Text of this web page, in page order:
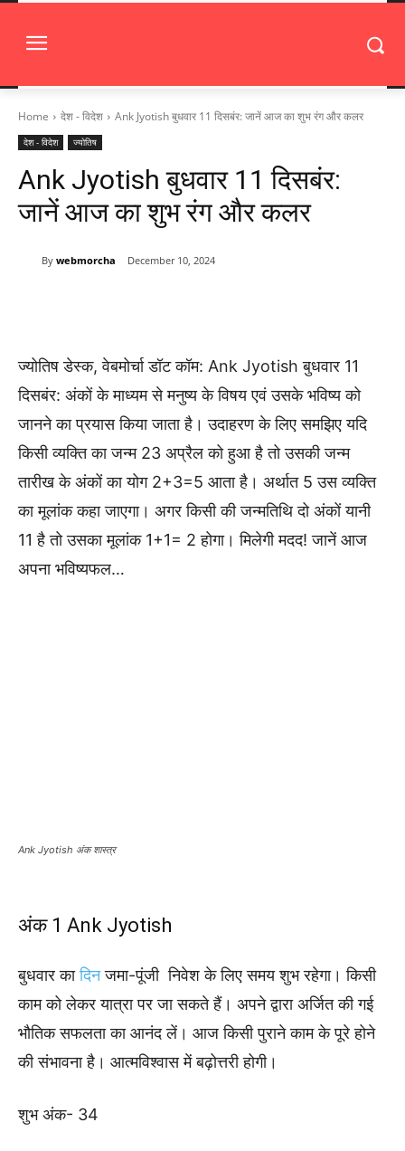
Home देश - विदेश Ank Jyotish बुधवार 11 दिसबंर: जानें आज का शुभ रंग और कलर
देश - विदेश ज्योतिष
Ank Jyotish बुधवार 11 दिसबंर:
जानें आज का शुभ रंग और कलर
By webmorcha December 10, 2024
ज्योतिष डेस्क, वेबमोर्चा डॉट कॉम: Ank Jyotish बुधवार 11
दिसबंर: अंकों के माध्यम से मनुष्य के विषय एवं उसके भविष्य को
जानने का प्रयास किया जाता है। उदाहरण के लिए समझिए यदि
किसी व्यक्ति का जन्म 23 अप्रैल को हुआ है तो उसकी जन्म
तारीख के अंकों का योग 2+3=5 आता है। अर्थात 5 उस व्यक्ति
का मूलांक कहा जाएगा। अगर किसी की जन्मतिथि दो अंकों यानी
11 है तो उसका मूलांक 1+1= 2 होगा। मिलेगी मदद! जानें आज
अपना भविष्यफल…
Ank Jyotish अंक शास्त्र
अंक 1 Ank Jyotish
बुधवार कादिनजमा-पूंजी निवेश के लिए समय शुभ रहेगा। किसी
काम को लेकर यात्रा पर जा सकते हैं। अपने द्वारा अर्जित की गई
भौतिक सफलता का आनंद लें। आज किसी पुराने काम के पूरे होने
की संभावना है। आत्मविश्वास में बढ़ोत्तरी होगी।
शुभ अंक- 34